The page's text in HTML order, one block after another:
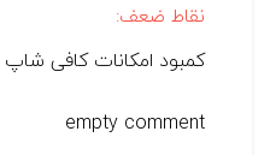
نقاط ضعف:
کمبود امکانات کافی شاپ
empty comment